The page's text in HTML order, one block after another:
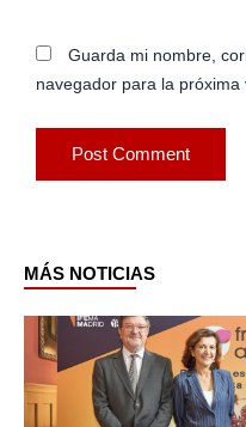
Guarda mi nombre,
navegador para la próxima
MÁS NOTICIAS
PagePage